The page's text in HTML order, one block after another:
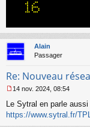
n
l
u
Alain
Passager
Re: Nouveau
e
s
14 nov. 2024, 08:54
Le Sytral en parle aussi
https://www.sytral.fr/